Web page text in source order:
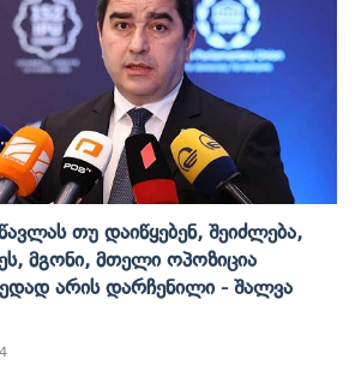
Თუ Დაიწყებენ, Შეიძლება,
Მგონი, Მთელი Ოპოზიცია
Არის Დარჩენილი - Შალვა